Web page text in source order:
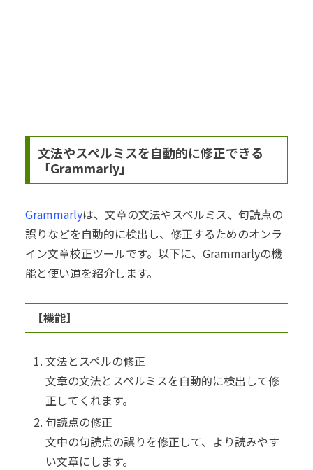
文法やスペルミスを自動的に修正できる
「Grammarly」
Grammarlyは、文章の文法やスペルミス、句読点の
誤りなどを自動的に検出し、修正するためのオンラ
イン文章校正ツールです。以下に、Grammarlyの機
能と使い道を紹介します。
【機能】
文法とスペルの修正
文章の文法とスペルミスを自動的に検出して修
正してくれます。
句読点の修正
文中の句読点の誤りを修正して、より読みやす
い文章にします。